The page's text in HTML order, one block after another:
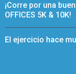
¡Corre por una
OFFICES 5K & 10K!
El ejercicio hace